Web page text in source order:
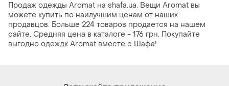
Продаж одежды Aromat на shafa.ua. Вещи Aromat вы
можете купить по наилучшим ценам от наших
продавцов. Больше 224 товаров продается на нашем
сайте. Средняя цена в каталоге - 176 грн. Покупайте
выгодно одеждк Aromat вместе с Шафа!